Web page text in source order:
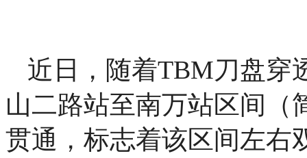
近日，随着TBM刀盘穿
山二路站至南万站区间（
贯通，标志着该区间左右